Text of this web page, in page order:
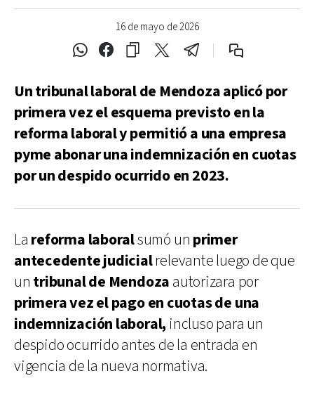
16 de mayo de 2026
Un tribunal laboral de Mendoza aplicó por
primera vez el esquema previsto en la
reforma laboral y permitió a una empresa
pyme abonar una indemnización en cuotas
por un despido ocurrido en 2023.
La reforma laboralsumó un primer
antecedente judicialrelevante luego de que
un tribunal de Mendoza autorizara por
primera vez el pago en cuotas de una
indemnización laboral, incluso para un
despido ocurrido antes de la entrada en
vigencia de la nueva normativa.